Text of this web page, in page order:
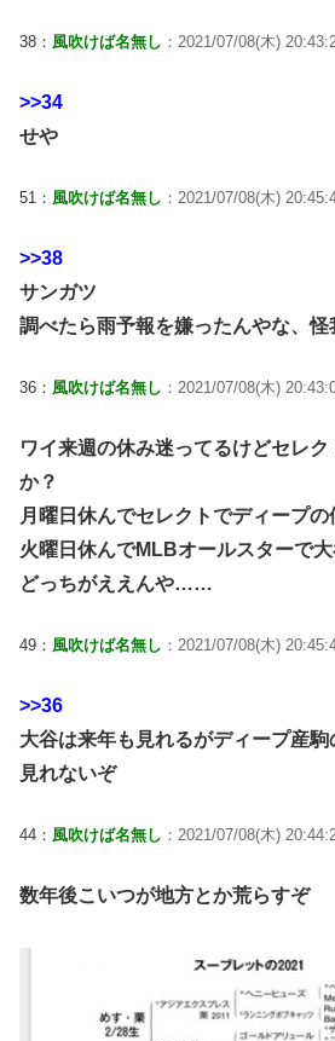
38： 風吹けば名無し ：2021/07/08(木)
>>34
せや
51： 風吹けば名無し ：2021/07/08(木)
>>38
サンガツ
調べたら雨予報を嫌ったんやな、
36： 風吹けば名無し ：2021/07/08(木)
ワイ来週の休み迷ってるけどセレ
か？
月曜日休んでセレクトでディープ
火曜日休んでMLBオールスターで
どっちがええんや……
49： 風吹けば名無し ：2021/07/08(木)
>>36
大谷は来年も見れるがディープ産
見れないぞ
44： 風吹けば名無し ：2021/07/08(木)
数年後こいつが地方とか荒らすぞ